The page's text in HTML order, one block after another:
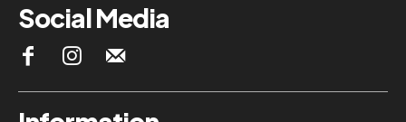
Social Media